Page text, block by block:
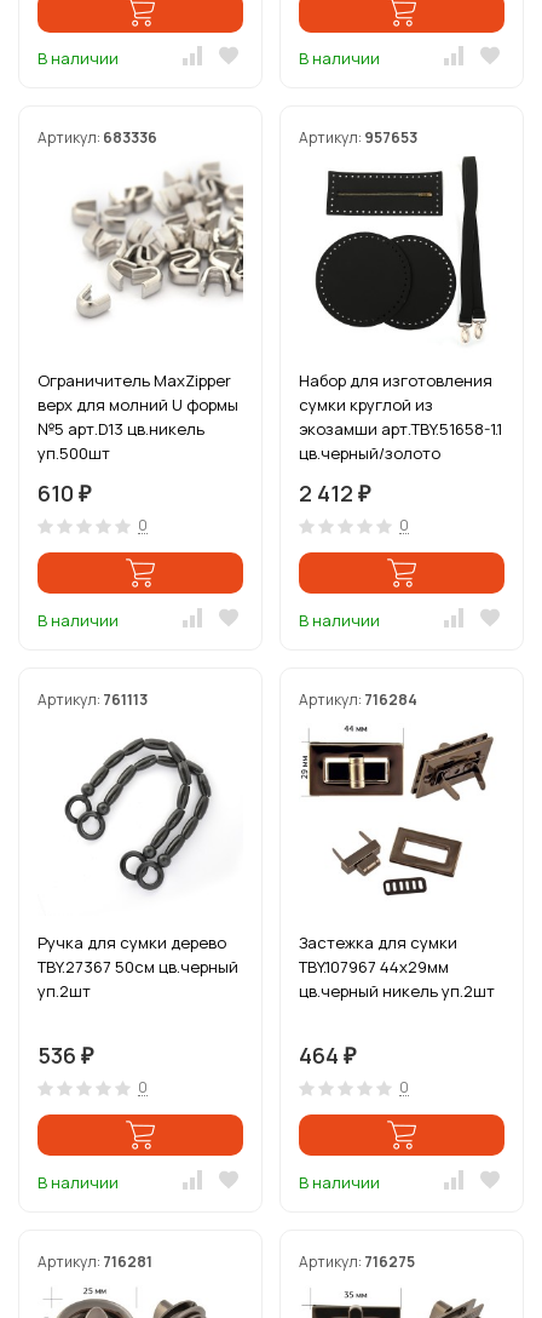
В наличии В наличии
Артикул: 683336
Ограничитель MaxZipper
верх для молний U формы
№5 арт.D13 цв.никель
уп.500шт
610 ₽
0
В наличии
Артикул: 957653
Набор для изготовления
сумки круглой из
экозамши арт.TBY.51658-1.1
цв.черный/золото
2 412 ₽
0
В наличии
Артикул: 761113
Ручка для сумки дерево
TBY.27367 50см цв.черный
уп.2шт
536 ₽
0
В наличии
Артикул: 716284
Застежка для сумки
TBY.107967 44х29мм
цв.черный никель уп.2шт
464 ₽
0
В наличии
Артикул: 716281 Артикул: 716275